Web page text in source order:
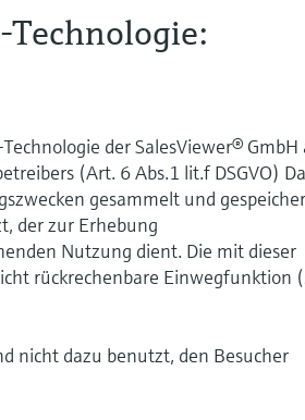
der SalesViewer® GmbH
(Art. 6 Abs.1 lit.f DSGVO)
gesammelt und
der zur Erhebung
Nutzung dient. Die mit dieser
rückrechenbare Einwegfunktion
nicht dazu benutzt, den Besucher